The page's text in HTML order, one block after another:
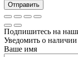
Отправить
Подпишитесь на
Уведомить о наличии
Ваше имя